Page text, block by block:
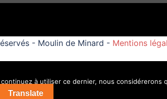
Translate
- Moulin de Minard - Mentions
à utiliser ce dernier, nous considérerons